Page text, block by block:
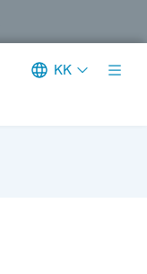
KK